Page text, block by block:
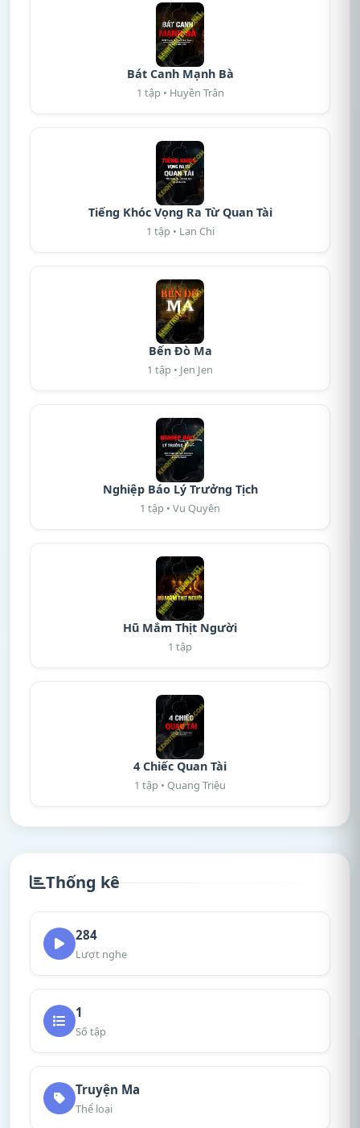
Bát Canh Mạnh Bà
1 tập • Huyền Trân
Tiếng Khóc Vọng Ra Từ Quan Tài
1 tập • Lan Chi
Bến Đò Ma
1 tập • Jen Jen
Nghiệp Báo Lý Trưởng Tịch
1 tập • Vu Quyên
Hũ Mắm Thịt Người
1 tập
4 Chiếc Quan Tài
1 tập • Quang Triệu
Thống kê
284
Lượt nghe
1
Số tập
Truyện Ma
Thể loại